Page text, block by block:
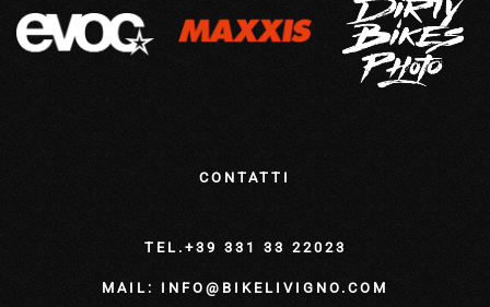
CONTATTI
TEL.+39 331 33 22023
MAIL: INFO@BIKELIVIGNO.COM